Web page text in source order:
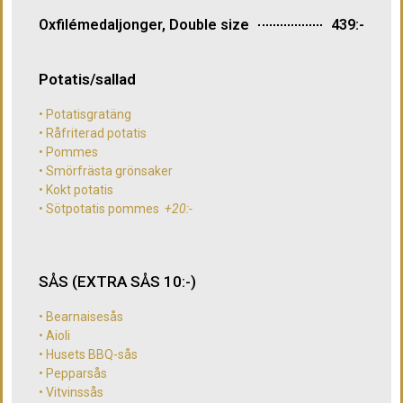
Oxfilémedaljonger, Double size 439:-
Potatis/sallad
• Potatisgratäng
• Råfriterad potatis
• Pommes
• Smörfrästa grönsaker
• Kokt potatis
• Sötpotatis pommes +20:-
SÅS (EXTRA SÅS 10:-)
• Bearnaisesås
• Aioli
• Husets BBQ-sås
• Pepparsås
• Vitvinssås